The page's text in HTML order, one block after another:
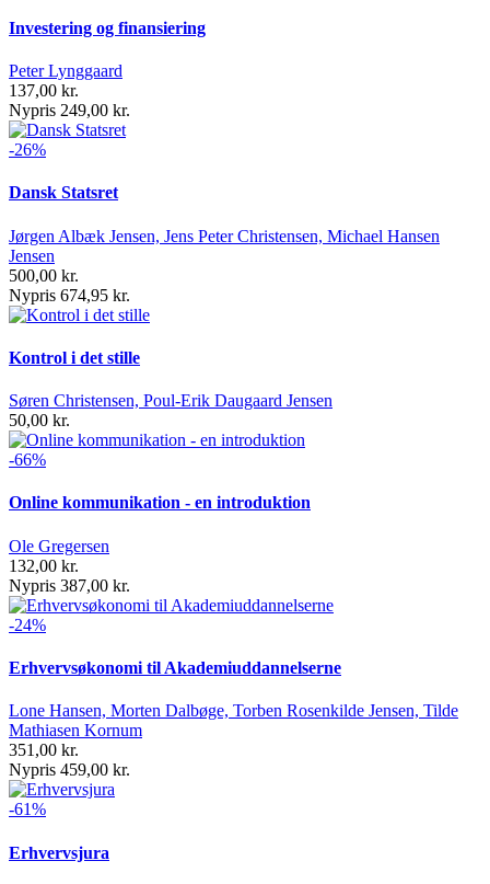
Investering og finansiering
Peter Lynggaard
137,00 kr.
Nypris 249,00 kr.
-26%
Dansk Statsret
Jørgen Albæk Jensen, Jens Peter Christensen, Michael Hansen
Jensen
500,00 kr.
Nypris 674,95 kr.
Kontrol i det stille
Søren Christensen, Poul-Erik Daugaard Jensen
50,00 kr.
-66%
Online kommunikation - en introduktion
Ole Gregersen
132,00 kr.
Nypris 387,00 kr.
-24%
Erhvervsøkonomi til Akademiuddannelserne
Lone Hansen, Morten Dalbøge, Torben Rosenkilde Jensen, Tilde
Mathiasen Kornum
351,00 kr.
Nypris 459,00 kr.
-61%
Erhvervsjura